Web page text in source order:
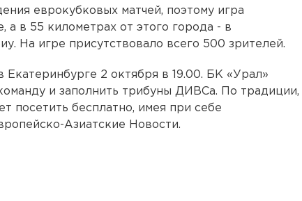
еврокубковых матчей, поэтому игра
а в 55 километрах от этого города - в
На игре присутствовало всего 500 зрителей.
Екатеринбурге 2 октября в 19.00. БК «Урал»
и заполнить трибуны ДИВСа. По традиции,
посетить бесплатно, имея при себе
Азиатские Новости.